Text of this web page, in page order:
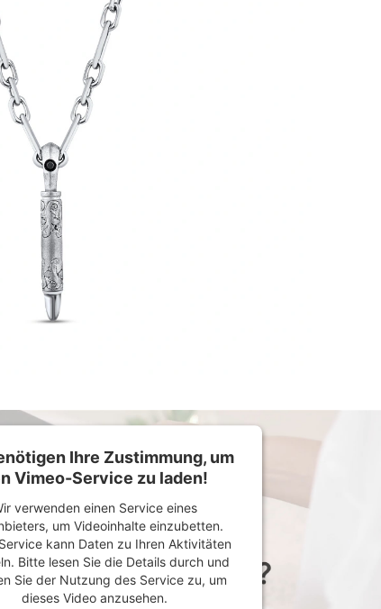
Ihre Zustimmung, um
Vimeo-Service zu laden!
verwenden einen Service eines
um Videoinhalte einzubetten.
kann Daten zu Ihren Aktivitäten
Bitte lesen Sie die Details durch und
Sie der Nutzung des Service zu, um
dieses Video anzusehen.